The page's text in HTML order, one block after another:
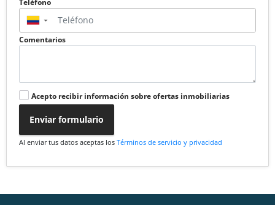
▼
Comentarios
Acepto recibir información sobre ofertas inmobiliarias
Enviar formulario
Al enviar tus datos aceptas los Términos de servicio y privacidad